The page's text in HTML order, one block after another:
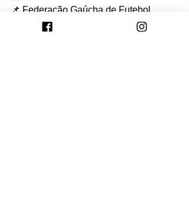
📌 Federação Gaúcha de Futebol
(FGF) – Av. Ipiranga, 10, Porto